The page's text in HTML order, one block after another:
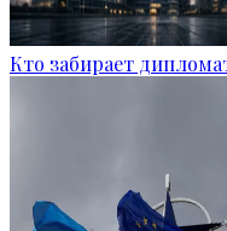
Кто забирает